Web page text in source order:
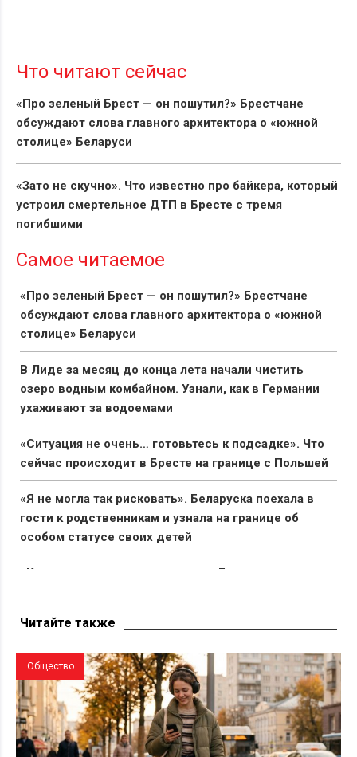
Что читают сейчас
«Про зеленый Брест — он пошутил?» Брестчане
обсуждают слова главного архитектора о «южной
столице» Беларуси
«Зато не скучно». Что известно про байкера, который
устроил смертельное ДТП в Бресте с тремя
погибшими
Самое читаемое
«Про зеленый Брест — он пошутил?» Брестчане
обсуждают слова главного архитектора о «южной
столице» Беларуси
В Лиде за месяц до конца лета начали чистить
озеро водным комбайном. Узнали, как в Германии
ухаживают за водоемами
«Ситуация не очень… готовьтесь к подсадке». Что
сейчас происходит в Бресте на границе с Польшей
«Я не могла так рисковать». Беларуска поехала в
гости к родственникам и узнала на границе об
особом статусе своих детей
«Капец, девушку аж разорвало». Брестчане
Читайте также
Общество